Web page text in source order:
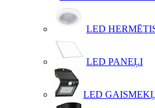
LED
LED PANEĻI
LED